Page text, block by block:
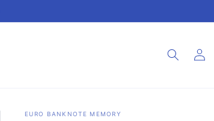
Iniciar
sesión
EURO BANKNOTE MEMORY